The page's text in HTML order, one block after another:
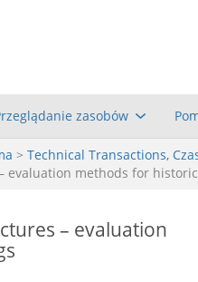
zasobów
> Technical Transactions,
evaluation methods for
– evaluation